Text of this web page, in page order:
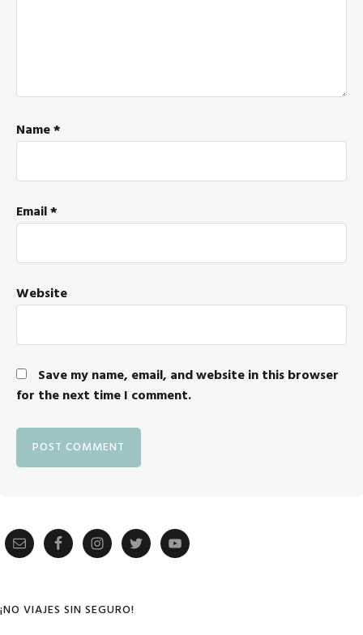
Name*
Email*
Website
Save my name, email, and website in this browser
for the next time I comment.
Primary
¡NO VIAJES SIN SEGURO!